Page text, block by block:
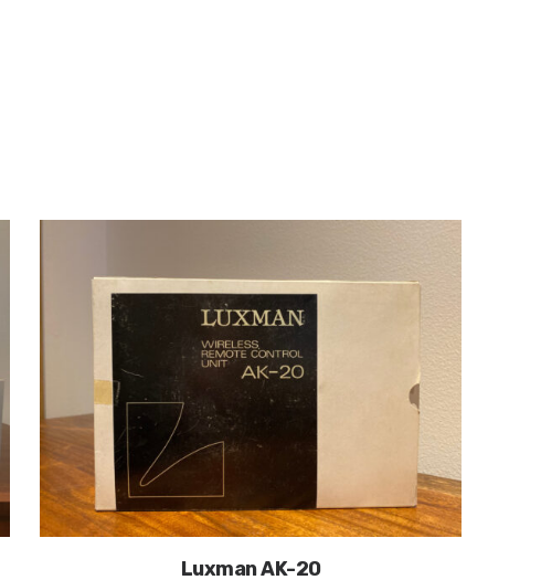
Luxman AK-20